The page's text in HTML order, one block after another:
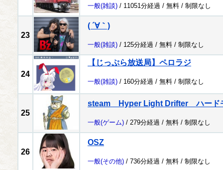
一般(雑談) / 11051分経過 / 無料 / 制限なし
23
( ´∀｀)
一般(雑談) / 125分経過 / 無料 / 制限なし
24
【じっぷら放送局】ペロラジ
一般(雑談) / 160分経過 / 無料 / 制限なし
25
steam Hyper Light Drifter ハード
一般(ゲーム) / 279分経過 / 無料 / 制限なし
26
OSZ
一般(その他) / 736分経過 / 無料 / 制限なし